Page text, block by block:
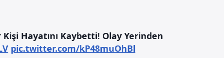
Kişi Hayatını Kaybetti! Olay Yerinden
pic.twitter.com/kP48muOhBl